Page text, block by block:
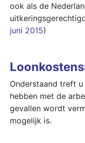
ook als de
juni 2015)
Onderstaand treft
hebben met de
gevallen wordt
mogelijk is.